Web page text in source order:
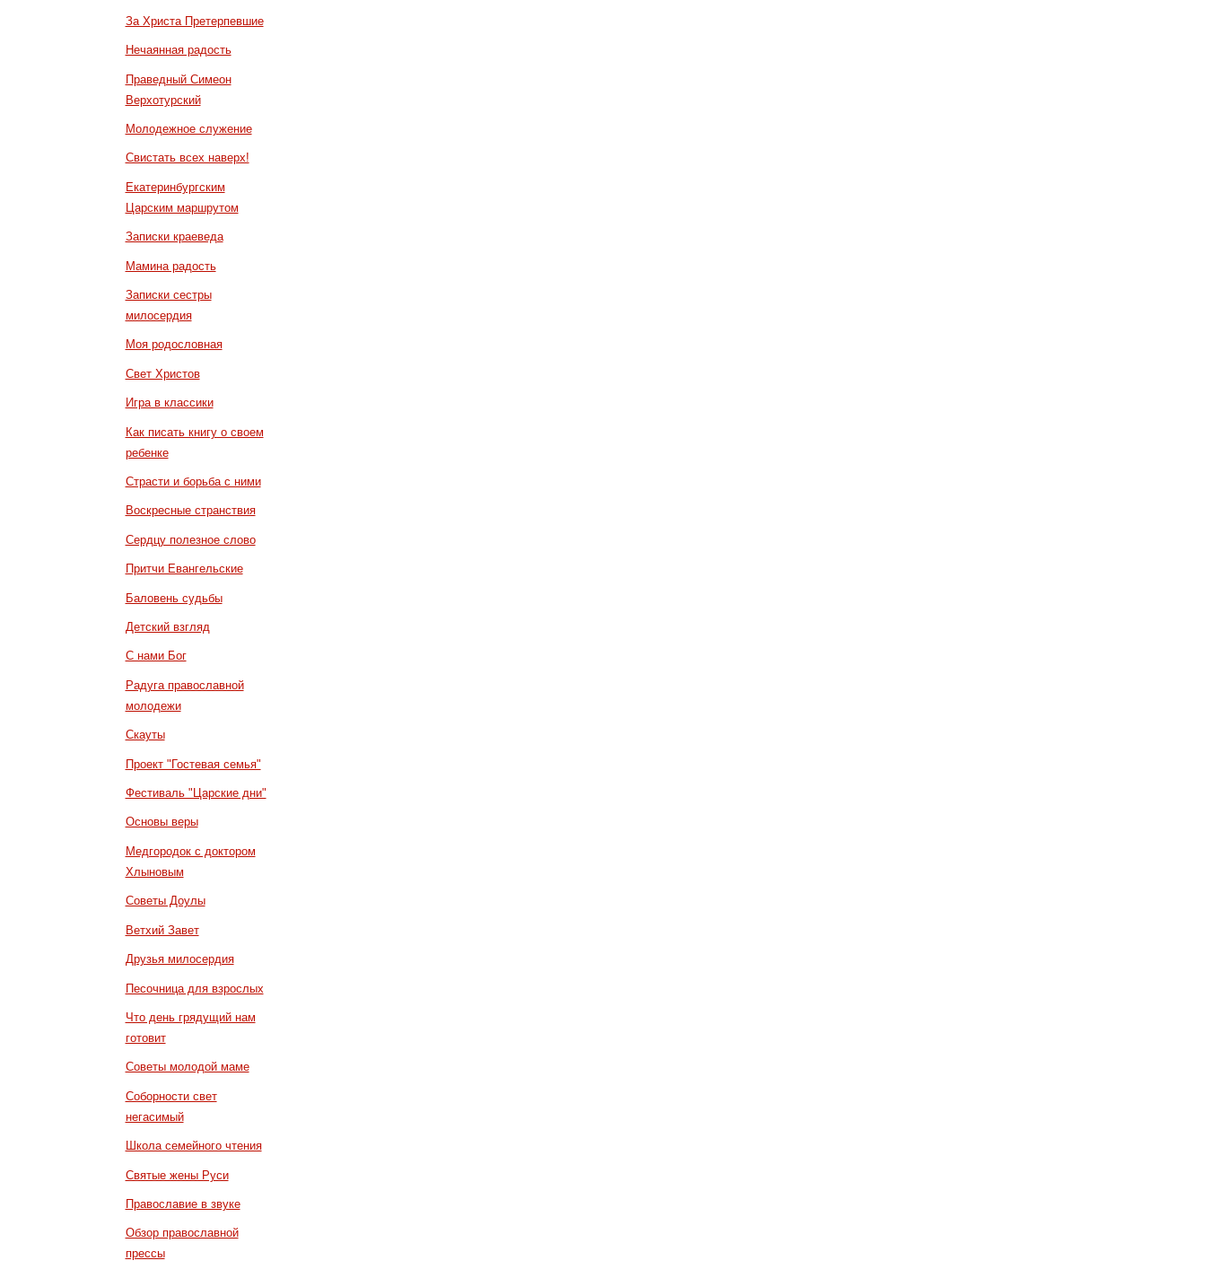
За Христа Претерпевшие
Нечаянная радость
Праведный Симеон
Верхотурский
Молодежное служение
Свистать всех наверх!
Екатеринбургским
Царским маршрутом
Записки краеведа
Мамина радость
Записки сестры
милосердия
Моя родословная
Свет Христов
Игра в классики
Как писать книгу о своем
ребенке
Страсти и борьба с ними
Воскресные странствия
Сердцу полезное слово
Притчи Евангельские
Баловень судьбы
Детский взгляд
С нами Бог
Радуга православной
молодежи
Скауты
Проект "Гостевая семья"
Фестиваль "Царские дни"
Основы веры
Медгородок с доктором
Хлыновым
Советы Доулы
Ветхий Завет
Друзья милосердия
Песочница для взрослых
Что день грядущий нам
готовит
Советы молодой маме
Соборности свет
негасимый
Школа семейного чтения
Святые жены Руси
Православие в звуке
Обзор православной
прессы